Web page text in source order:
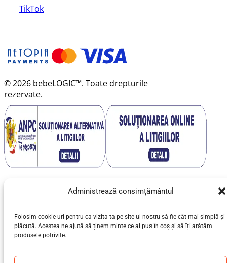
Administrează consimțământul
Folosim cookie-uri pentru ca vizita ta pe site-ul nostru să fie cât mai simplă și
plăcută. Acestea ne ajută să ținem minte ce ai pus în coș și să îți arătăm
produsele potrivite.
TikTok
© 2026 bebeLOGIC™. Toate drepturile
rezervate.